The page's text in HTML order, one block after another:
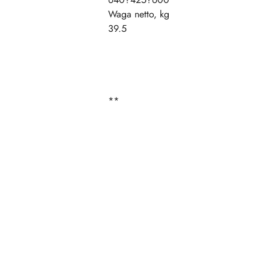
Waga netto, kg
39.5
**